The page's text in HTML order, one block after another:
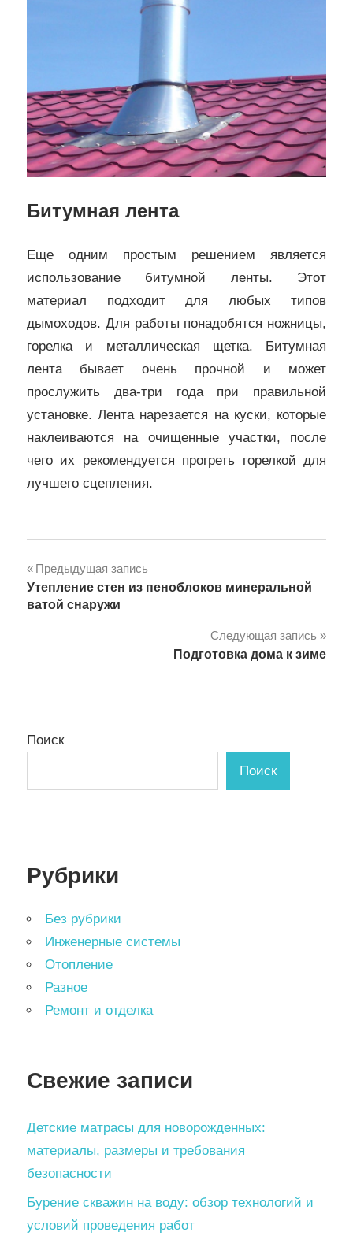
Битумная лента
Еще одним простым решением является
использование битумной ленты. Этот
материал подходит для любых типов
дымоходов. Для работы понадобятся ножницы,
горелка и металлическая щетка. Битумная
лента бывает очень прочной и может
прослужить два-три года при правильной
установке. Лента нарезается на куски, которые
наклеиваются на очищенные участки, после
чего их рекомендуется прогреть горелкой для
лучшего сцепления.
Навигация
по
Предыдущая запись
Утепление стен из пеноблоков минеральной
ватой снаружи
Следующая запись
Подготовка дома к зиме
Поиск
Поиск
Рубрики
Без рубрики
Инженерные системы
Отопление
Разное
Ремонт и отделка
Свежие записи
Детские матрасы для новорожденных:
материалы, размеры и требования
безопасности
Бурение скважин на воду: обзор технологий и
условий проведения работ